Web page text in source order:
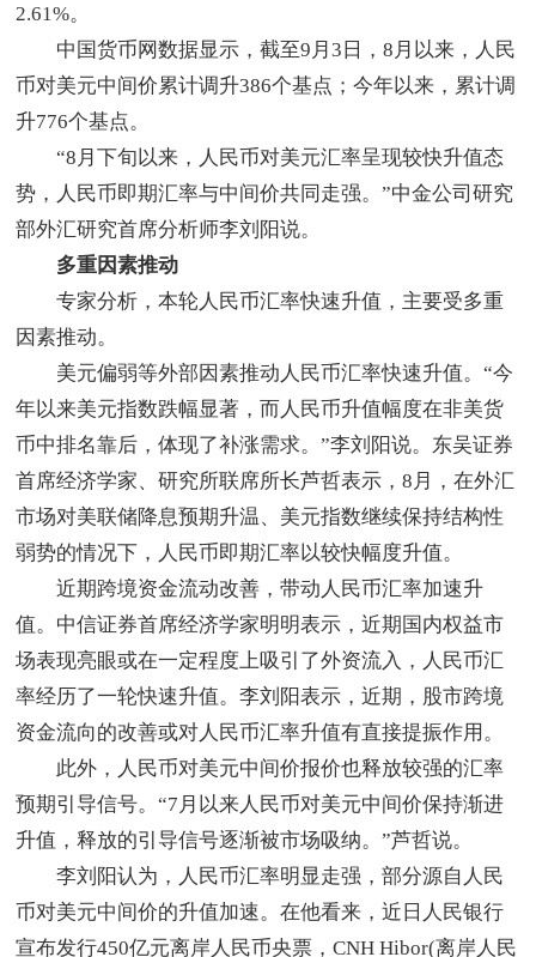
2.61%。
中国货币网数据显示，截至9月3日，8月以来，人民
币对美元中间价累计调升386个基点；今年以来，累计调
升776个基点。
“8月下旬以来，人民币对美元汇率呈现较快升值态
势，人民币即期汇率与中间价共同走强。”中金公司研究
部外汇研究首席分析师李刘阳说。
多重因素推动
专家分析，本轮人民币汇率快速升值，主要受多重
因素推动。
美元偏弱等外部因素推动人民币汇率快速升值。“今
年以来美元指数跌幅显著，而人民币升值幅度在非美货
币中排名靠后，体现了补涨需求。”李刘阳说。东吴证券
首席经济学家、研究所联席所长芦哲表示，8月，在外汇
市场对美联储降息预期升温、美元指数继续保持结构性
弱势的情况下，人民币即期汇率以较快幅度升值。
近期跨境资金流动改善，带动人民币汇率加速升
值。中信证券首席经济学家明明表示，近期国内权益市
场表现亮眼或在一定程度上吸引了外资流入，人民币汇
率经历了一轮快速升值。李刘阳表示，近期，股市跨境
资金流向的改善或对人民币汇率升值有直接提振作用。
此外，人民币对美元中间价报价也释放较强的汇率
预期引导信号。“7月以来人民币对美元中间价保持渐进
升值，释放的引导信号逐渐被市场吸纳。”芦哲说。
李刘阳认为，人民币汇率明显走强，部分源自人民
币对美元中间价的升值加速。在他看来，近日人民银行
宣布发行450亿元离岸人民币央票，CNH Hibor(离岸人民